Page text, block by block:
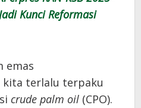
Kunci Reformasi
emas
kita terlalu terpaku
crude palm oil (CPO).